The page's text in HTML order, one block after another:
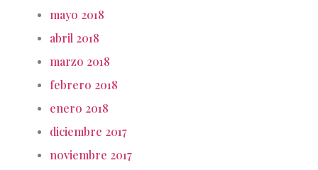
mayo 2018
abril 2018
marzo 2018
febrero 2018
enero 2018
diciembre 2017
noviembre 2017